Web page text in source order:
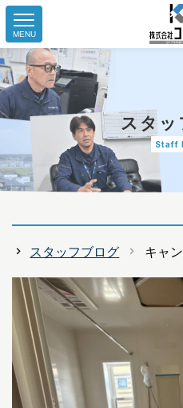
MENU
スタッ
Staff
スタッフブログ キャ